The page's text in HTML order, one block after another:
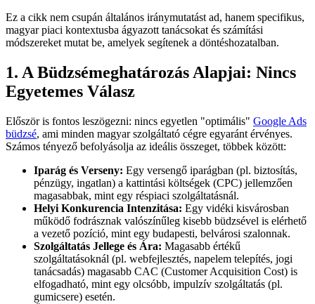
Ez a cikk nem csupán általános iránymutatást ad, hanem specifikus,
magyar piaci kontextusba ágyazott tanácsokat és számítási
módszereket mutat be, amelyek segítenek a döntéshozatalban.
1. A Büdzsémeghatározás Alapjai: Nincs
Egyetemes Válasz
Először is fontos leszögezni: nincs egyetlen "optimális" Google Ads
büdzsé, ami minden magyar szolgáltató cégre egyaránt érvényes.
Számos tényező befolyásolja az ideális összeget, többek között:
Iparág és Verseny: Egy versengő iparágban (pl. biztosítás,
pénzügy, ingatlan) a kattintási költségek (CPC) jellemzően
magasabbak, mint egy réspiaci szolgáltatásnál.
Helyi Konkurencia Intenzitása: Egy vidéki kisvárosban
működő fodrásznak valószínűleg kisebb büdzsével is elérhető
a vezető pozíció, mint egy budapesti, belvárosi szalonnak.
Szolgáltatás Jellege és Ára: Magasabb értékű
szolgáltatásoknál (pl. webfejlesztés, napelem telepítés, jogi
tanácsadás) magasabb CAC (Customer Acquisition Cost) is
elfogadható, mint egy olcsóbb, impulzív szolgáltatás (pl.
gumicsere) esetén.